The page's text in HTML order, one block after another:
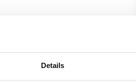
Details
boxsprings en
in verschillende zones kunt
met 10 jaar garantie. Op
ondersteuning is deze met
te kiezen. K